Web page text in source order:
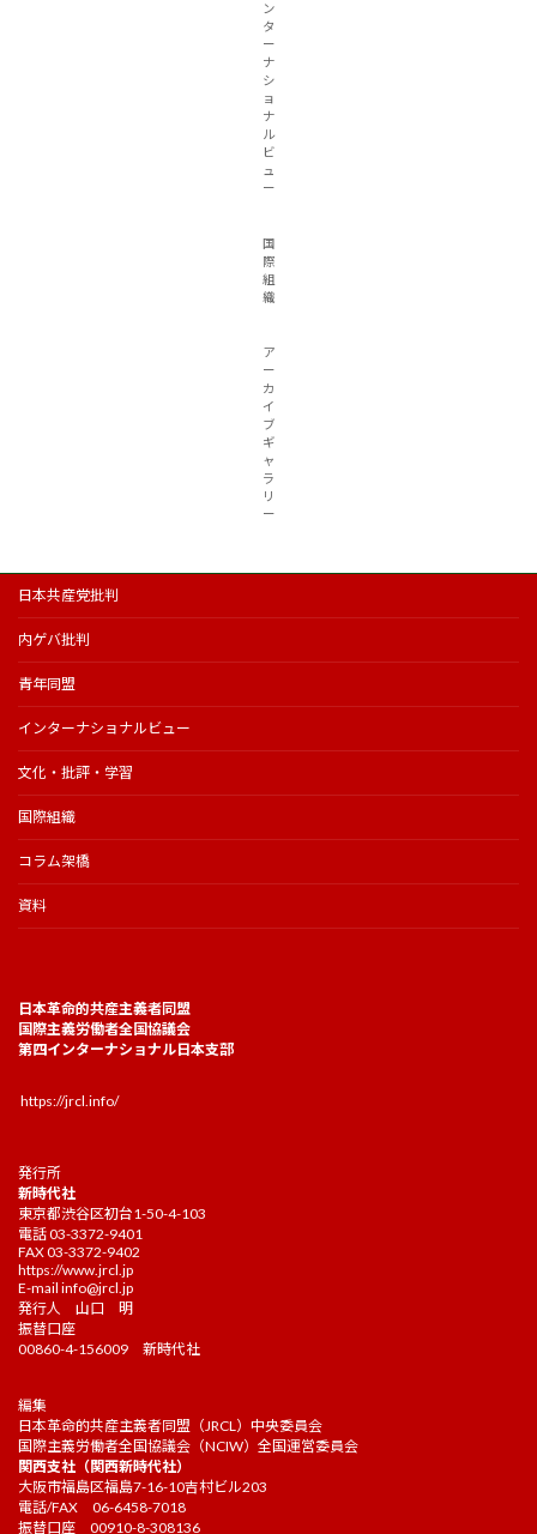
ン
タ
ー
ナ
シ
ョ
ナ
ル
ビ
ュ
ー
国
際
組
織
ア
ー
カ
イ
ブ
ギ
ャ
ラ
リ
ー
日本共産党批判
内ゲバ批判
青年同盟
インターナショナルビュー
文化・批評・学習
国際組織
コラム架橋
資料
日本革命的共産主義者同盟
国際主義労働者全国協議会
第四インターナショナル日本支部
https://jrcl.info/
発行所
新時代社
東京都渋谷区初台1-50-4-103
電話 03-3372-9401
FAX 03-3372-9402
https://www.jrcl.jp
E-mail info@jrcl.jp
発行人 山口 明
振替口座
00860-4-156009 新時代社
編集
日本革命的共産主義者同盟（JRCL）中央委員会
国際主義労働者全国協議会（NCIW）全国運営委員会
関西支社（関西新時代社）
大阪市福島区福島7-16-10吉村ビル203
電話/FAX 06-6458-7018
振替口座 00910-8-308136